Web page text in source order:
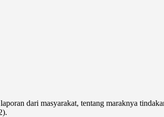
dari masyarakat, tentang maraknya